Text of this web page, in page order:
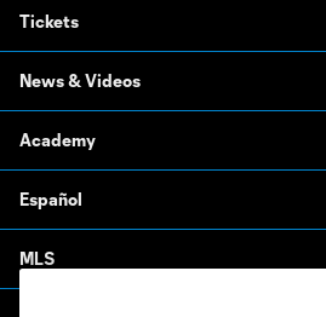
Tickets
News & Videos
Academy
Español
MLS